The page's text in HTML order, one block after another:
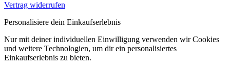
Vertrag widerrufen
Personalisiere dein Einkaufserlebnis
Nur mit deiner individuellen Einwilligung verwenden wir Cookies
und weitere Technologien, um dir ein personalisiertes
Einkaufserlebnis zu bieten.